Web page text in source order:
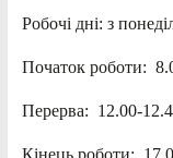
Робочі дні: з
Початок роботи:
Перерва: 12.00-
Кінець роботи: